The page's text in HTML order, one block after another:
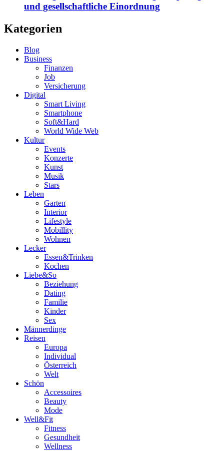
und gesellschaftliche Einordnung
Kategorien
Blog
Business
Finanzen
Job
Versicherung
Digital
Smart Living
Smartphone
Soft&Hard
World Wide Web
Kultur
Events
Konzerte
Kunst
Musik
Stars
Leben
Garten
Interior
Lifestyle
Mobillity
Wohnen
Lecker
Essen&Trinken
Kochen
Liebe&So
Beziehung
Dating
Familie
Kinder
Sex
Männerdinge
Reisen
Europa
Individual
Österreich
Welt
Schön
Accessoires
Beauty
Mode
Well&Fit
Fitness
Gesundheit
Wellness